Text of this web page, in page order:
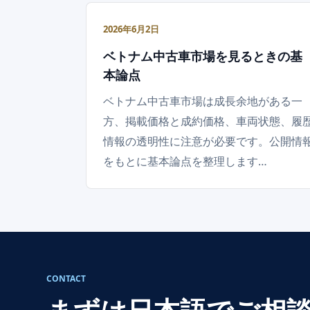
2026年6月2日
ベトナム中古車市場を見るときの基
本論点
ベトナム中古車市場は成長余地がある一
方、掲載価格と成約価格、車両状態、履
情報の透明性に注意が必要です。公開情
をもとに基本論点を整理します…
CONTACT